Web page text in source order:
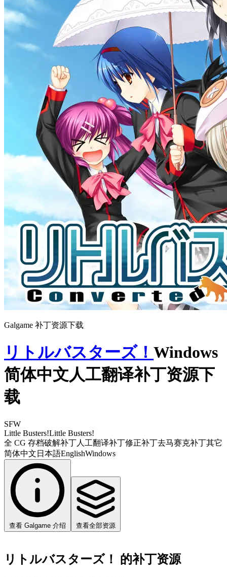
Galgame 补丁资源下载
リトルバスターズ！ Windows
简体中文人工翻译补丁资源下
载
SFW
Little Busters!Little Busters!
全 CG 存档破解补丁人工翻译补丁修正补丁去马赛克补丁其它
简体中文 日本語EnglishWindows
查看 Galgame 介绍 查看全部资源
リトルバスターズ！ 的补丁资源